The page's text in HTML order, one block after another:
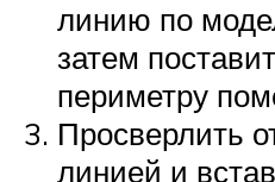
линию по
затем
периметру
Просверлить
линией и